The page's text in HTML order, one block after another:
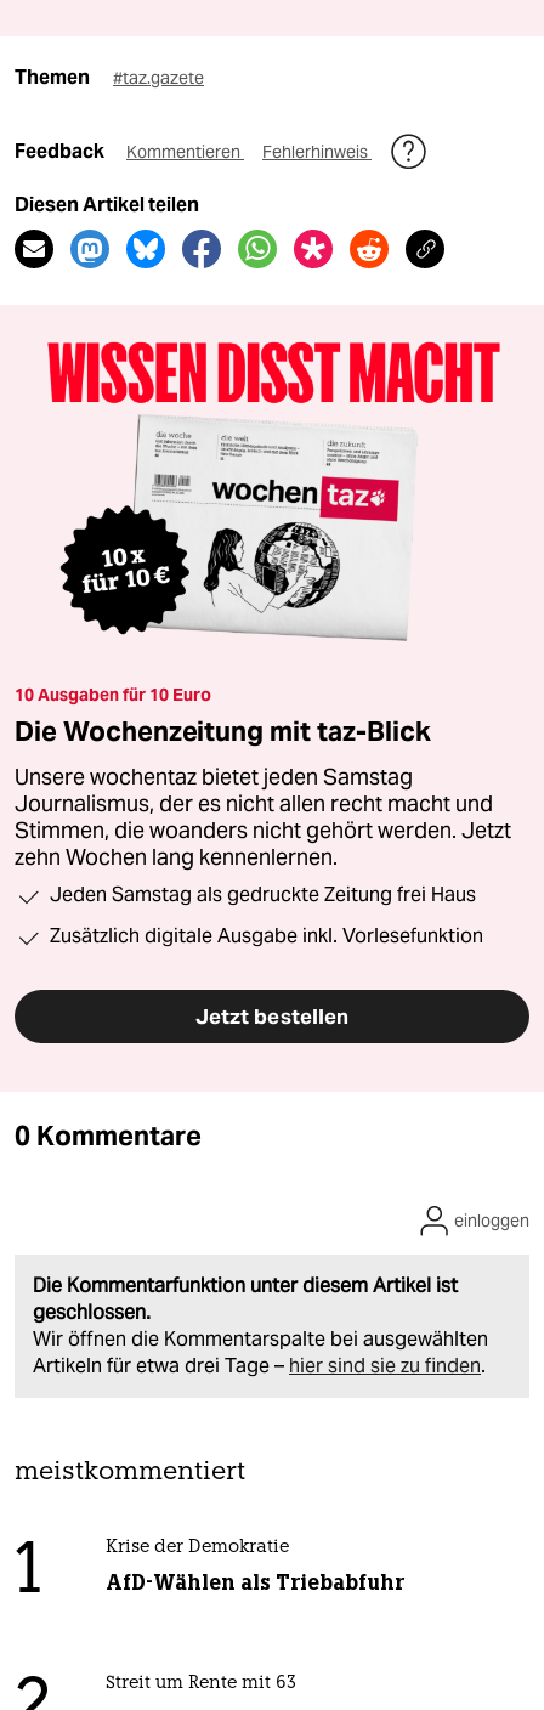
Themen #taz.gazete
Feedback Kommentieren Fehlerhinweis
Diesen Artikel teilen
10 Ausgaben für 10 Euro
Die Wochenzeitung mit taz-Blick
Unsere wochentaz bietet jeden Samstag
Journalismus, der es nicht allen recht macht und
Stimmen, die woanders nicht gehört werden. Jetzt
zehn Wochen lang kennenlernen.
Jeden Samstag als gedruckte Zeitung frei Haus
Zusätzlich digitale Ausgabe inkl. Vorlesefunktion
Jetzt bestellen
0 Kommentare
Die Kommentarfunktion unter diesem Artikel ist
geschlossen.
Wir öffnen die Kommentarspalte bei ausgewählten
Artikeln für etwa drei Tage – hier sind sie zu finden.
einloggen
meistkommentiert
1 Krise der Demokratie
AfD-Wählen als Triebabfuhr
Streit um Rente mit 63